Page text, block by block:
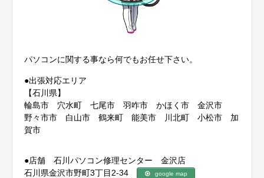
パソコンに関する事なら何でもお任せ下さい。
●出張対応エリア
【石川県】
輪島市 穴水町 七尾市 羽咋市 かほく市 金沢市
野々市市 白山市 鶴来町 能美市 川北町 小松市 加
賀市
●店舗 石川パソコン修理センター 金沢店
石川県金沢市野町3丁目2-34
google map